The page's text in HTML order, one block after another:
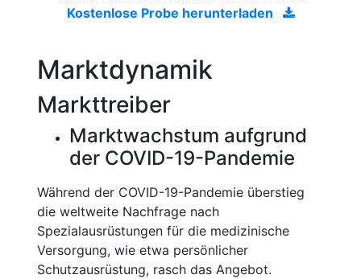
Kostenlose Probe herunterladen
Marktdynamik
Markttreiber
Marktwachstum aufgrund
der COVID-19-Pandemie
Während der COVID-19-Pandemie überstieg
die weltweite Nachfrage nach
Spezialausrüstungen für die medizinische
Versorgung, wie etwa persönlicher
Schutzausrüstung, rasch das Angebot.